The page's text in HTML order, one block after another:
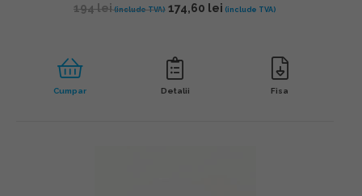
194lei 174,60 lei
Cumpar Detalii Fisa